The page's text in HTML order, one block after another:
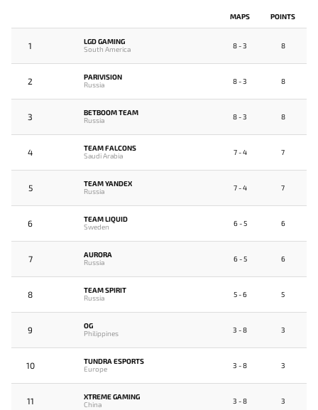
MAPS POINTS
1
LGD GAMING
South America
8 - 3 8
2
PARIVISION
Russia
8 - 3 8
3
BETBOOM TEAM
Russia
8 - 3 8
4
TEAM FALCONS
Saudi Arabia
7 - 4 7
5
TEAM YANDEX
Russia
7 - 4 7
6
TEAM LIQUID
Sweden
6 - 5 6
7
AURORA
Russia
6 - 5 6
8
TEAM SPIRIT
Russia
5 - 6 5
9
OG
Philippines
3 - 8 3
10
TUNDRA ESPORTS
Europe
3 - 8 3
11
XTREME GAMING
China
3 - 8 3